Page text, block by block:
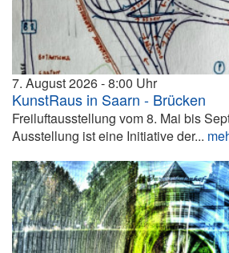
7. August 2026 8:00
KunstRaus in Saarn - Brücken
Freiluftausstellung vom 8. Mai bis
Ausstellung ist eine Initiative der...